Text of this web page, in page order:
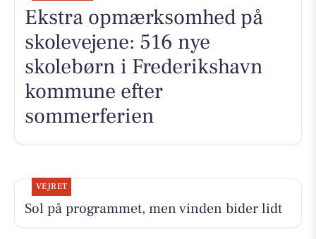
Ekstra opmærksomhed på
skolevejene: 516 nye
skolebørn i Frederikshavn
kommune efter
sommerferien
VEJRET
Sol på programmet, men vinden bider lidt